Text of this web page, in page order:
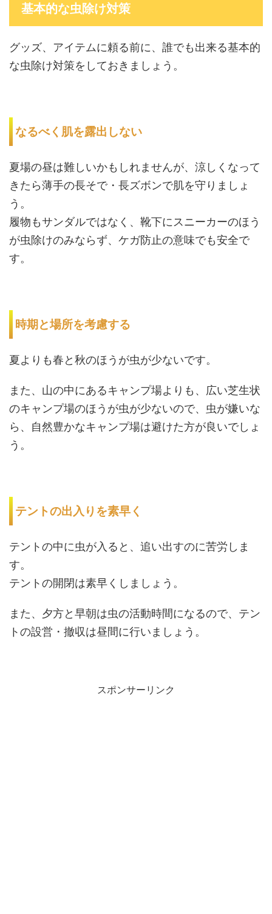
基本的な虫除け対策
グッズ、アイテムに頼る前に、誰でも出来る基本的
な虫除け対策をしておきましょう。
なるべく肌を露出しない
夏場の昼は難しいかもしれませんが、涼しくなって
きたら薄手の長そで・長ズボンで肌を守りましょ
う。
履物もサンダルではなく、靴下にスニーカーのほう
が虫除けのみならず、ケガ防止の意味でも安全で
す。
時期と場所を考慮する
夏よりも春と秋のほうが虫が少ないです。
また、山の中にあるキャンプ場よりも、広い芝生状
のキャンプ場のほうが虫が少ないので、虫が嫌いな
ら、自然豊かなキャンプ場は避けた方が良いでしょ
う。
テントの出入りを素早く
テントの中に虫が入ると、追い出すのに苦労しま
す。
テントの開閉は素早くしましょう。
また、夕方と早朝は虫の活動時間になるので、テン
トの設営・撤収は昼間に行いましょう。
スポンサーリンク